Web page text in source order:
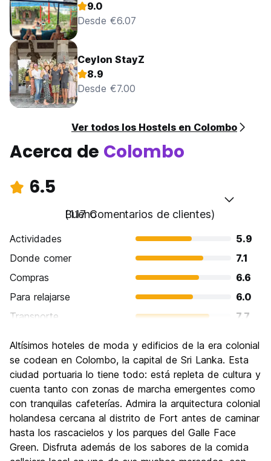
9.0
Desde €6.07
Ceylon StayZ
8.9
Desde €7.00
Ver todos los Hostels en Colombo
Acerca de Colombo
6.5
Bueno
(117 Comentarios de clientes)
Actividades
5.9
Donde comer
7.1
Compras
6.6
Para relajarse
6.0
Transporte
7.7
Cultura
6.8
Fiesta
5.7
Calidad Precio
6.9
Altísimos hoteles de moda y edificios de la era colonial
se codean en Colombo, la capital de Sri Lanka. Esta
ciudad portuaria lo tiene todo: está repleta de cultura y
cuenta tanto con zonas de marcha emergentes como
con tranquilas cafeterías. Admira la arquitectura colonial
holandesa cercana al distrito de Fort antes de caminar
hasta los rascacielos y los parques del Galle Face
Green. Disfruta además de los sabores de la comida